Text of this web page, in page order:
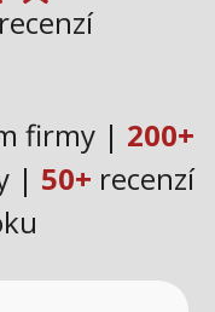
firmy | 200+
| 50+ recenzí